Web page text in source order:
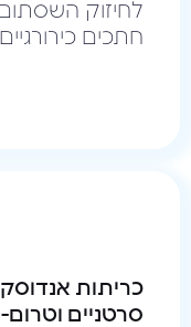
לחיזוק
חתכים
כריתות
סרטניים